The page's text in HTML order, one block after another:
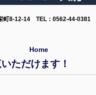
町8-12-14 TEL：0562-44-0381
Home
ただけます！